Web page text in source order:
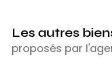
Les autres
proposés par